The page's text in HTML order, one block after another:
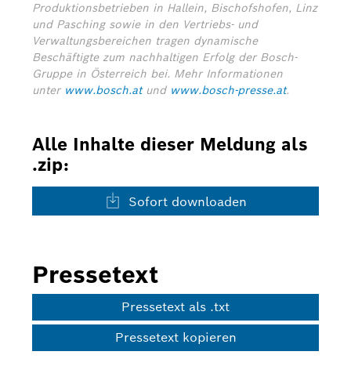
Produktionsbetrieben in Hallein, Bischofshofen, Linz
und Pasching sowie in den Vertriebs- und
Verwaltungsbereichen tragen dynamische
Beschäftigte zum nachhaltigen Erfolg der Bosch-
Gruppe in Österreich bei. Mehr Informationen
unter www.bosch.atund www.bosch-presse.at.
Alle Inhalte dieser Meldung als
.zip:
Sofort downloaden
Pressetext
Pressetext als .txt
Pressetext kopieren